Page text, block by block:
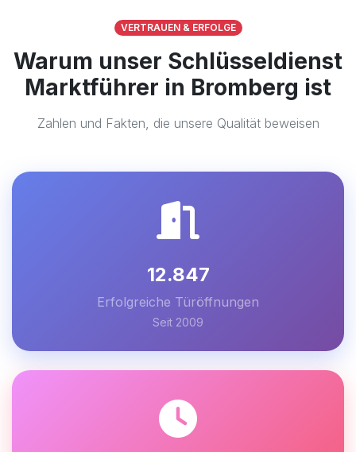
VERTRAUEN & ERFOLGE
Warum unser Schlüsseldienst
Marktführer in Bromberg ist
Zahlen und Fakten, die unsere Qualität beweisen
12.847
Erfolgreiche Türöffnungen
Seit 2009